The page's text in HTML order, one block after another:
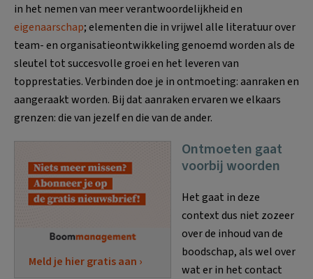
in het nemen van meer verantwoordelijkheid en
eigenaarschap; elementen die in vrijwel alle literatuur over
team- en organisatieontwikkeling genoemd worden als de
sleutel tot succesvolle groei en het leveren van
topprestaties. Verbinden doe je in ontmoeting: aanraken en
aangeraakt worden. Bij dat aanraken ervaren we elkaars
grenzen: die van jezelf en die van de ander.
Meld je hier gratis aan ›
Ontmoeten gaat
voorbij woorden
Het gaat in deze
context dus niet zozeer
over de inhoud van de
boodschap, als wel over
wat er in het contact